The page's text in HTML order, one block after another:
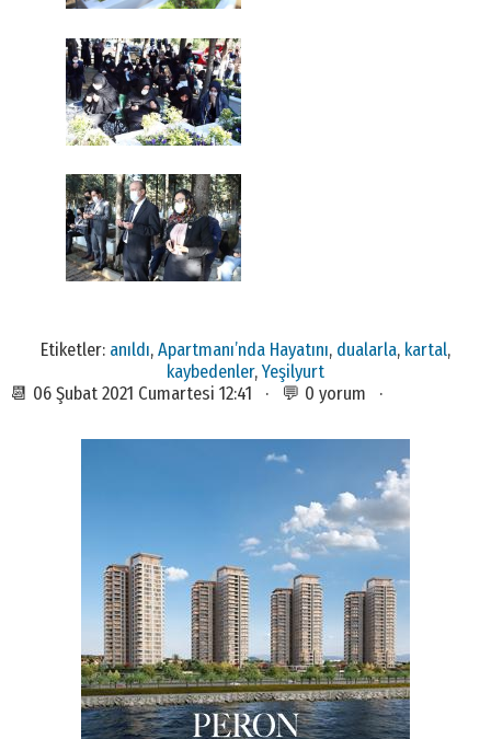
Etiketler: anıldı, Apartmanı’nda Hayatını, dualarla, kartal,
kaybedenler,Yeşilyurt
📆 06 Şubat 2021 Cumartesi 12:41 · 💬 0 yorum ·